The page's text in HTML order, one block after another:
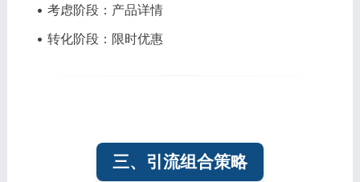
• 考虑阶段：产品详情
• 转化阶段：限时优惠
三、引流组合策略